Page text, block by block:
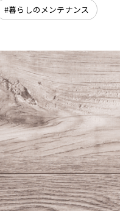
#暮らしのメンテナンス